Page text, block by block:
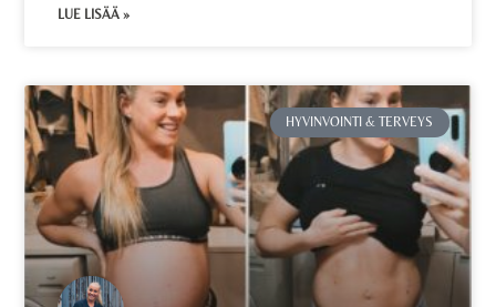
LUE LISÄÄ »
HYVINVOINTI & TERVEYS